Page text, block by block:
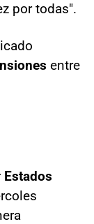
por todas".
entre
Estados